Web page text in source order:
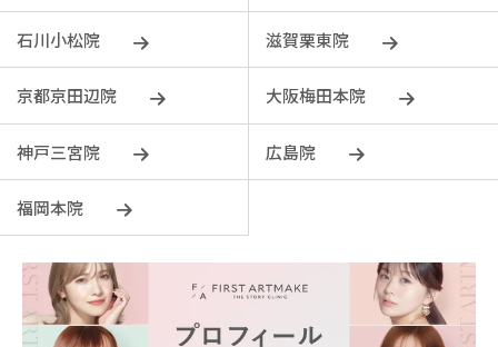
石川小松院 滋賀栗東院
京都京田辺院 大阪梅田本院
神戸三宮院 広島院
福岡本院